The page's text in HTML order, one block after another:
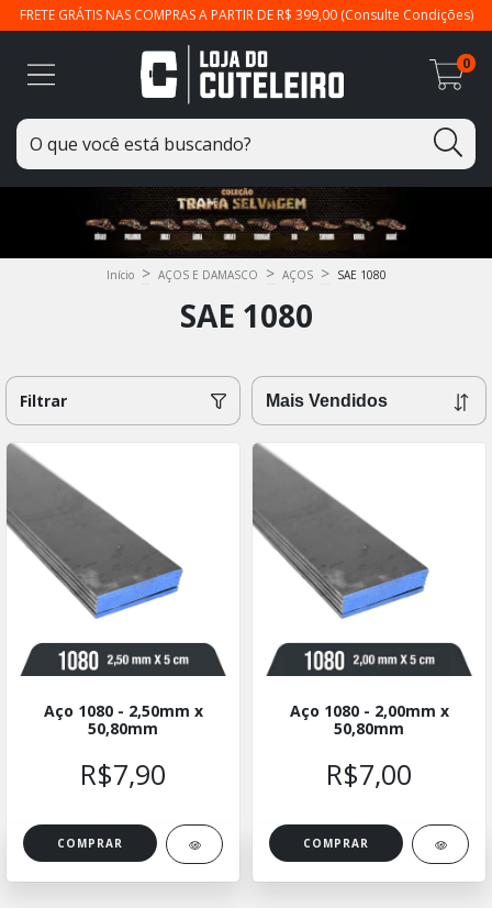
FRETE GRÁTIS NAS COMPRAS A PARTIR DE R$ 399,00 (Consulte Condições)
0
Início > AÇOS E DAMASCO > AÇOS > SAE 1080
SAE 1080
Filtrar
Aço 1080 - 2,50mm x
50,80mm
R$7,90
COMPRAR
Aço 1080 - 2,00mm x
50,80mm
R$7,00
COMPRAR